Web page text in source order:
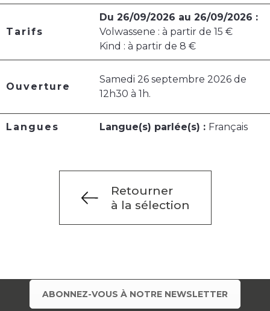
Tarifs
Du 26/09/2026 au 26/09/2026 :
Volwassene : à partir de 15 €
Kind : à partir de 8 €
Ouverture
Samedi 26 septembre 2026 de
12h30 à 1h.
Langues Langue(s) parlée(s) : Français
Retourner
à la sélection
ABONNEZ-VOUS À NOTRE NEWSLETTER